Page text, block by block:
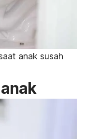
anak susah